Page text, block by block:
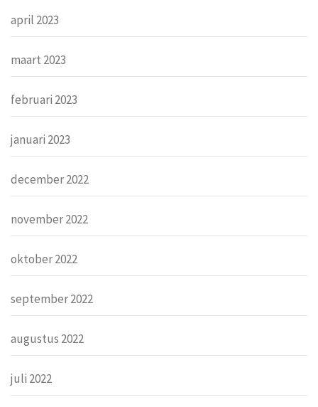
april 2023
maart 2023
februari 2023
januari 2023
december 2022
november 2022
oktober 2022
september 2022
augustus 2022
juli 2022